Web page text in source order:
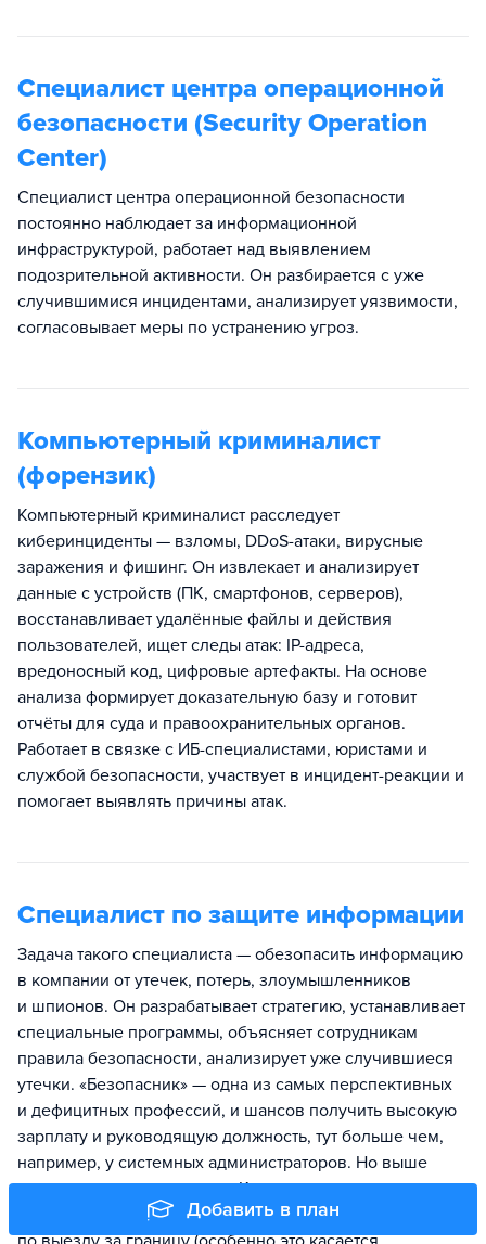
Добавить в план
Специалист центра операционной
безопасности (Security Operation
Center)
Специалист центра операционной безопасности
постоянно наблюдает за информационной
инфраструктурой, работает над выявлением
подозрительной активности. Он разбирается с уже
случившимися инцидентами, анализирует уязвимости,
согласовывает меры по устранению угроз.
Компьютерный криминалист
(форензик)
Компьютерный криминалист расследует
киберинциденты — взломы, DDoS-атаки, вирусные
заражения и фишинг. Он извлекает и анализирует
данные с устройств (ПК, смартфонов, серверов),
восстанавливает удалённые файлы и действия
пользователей, ищет следы атак: IP-адреса,
вредоносный код, цифровые артефакты. На основе
анализа формирует доказательную базу и готовит
отчёты для суда и правоохранительных органов.
Работает в связке с ИБ-специалистами, юристами и
службой безопасности, участвует в инцидент-реакции и
помогает выявлять причины атак.
Специалист по защите информации
Задача такого специалиста — обезопасить информацию
в компании от утечек, потерь, злоумышленников
и шпионов. Он разрабатывает стратегию, устанавливает
специальные программы, объясняет сотрудникам
правила безопасности, анализирует уже случившиеся
утечки. «Безопасник» — одна из самых перспективных
и дефицитных профессий, и шансов получить высокую
зарплату и руководящую должность, тут больше чем,
например, у системных администраторов. Но выше
и степень ответственности. Кроме того, зачастую
у «безопасников» есть масса ограничений, в том числе